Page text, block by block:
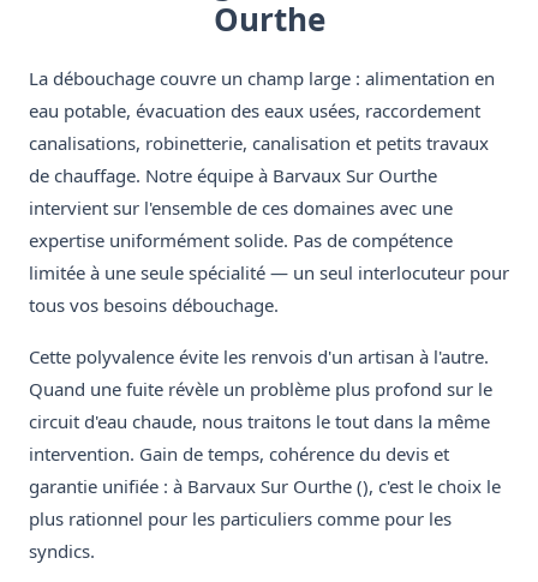
Ourthe
La débouchage couvre un champ large : alimentation en
eau potable, évacuation des eaux usées, raccordement
canalisations, robinetterie, canalisation et petits travaux
de chauffage. Notre équipe à Barvaux Sur Ourthe
intervient sur l'ensemble de ces domaines avec une
expertise uniformément solide. Pas de compétence
limitée à une seule spécialité — un seul interlocuteur pour
tous vos besoins débouchage.
Cette polyvalence évite les renvois d'un artisan à l'autre.
Quand une fuite révèle un problème plus profond sur le
circuit d'eau chaude, nous traitons le tout dans la même
intervention. Gain de temps, cohérence du devis et
garantie unifiée : à Barvaux Sur Ourthe (), c'est le choix le
plus rationnel pour les particuliers comme pour les
syndics.